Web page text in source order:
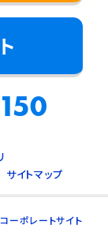
サイトマップ
コーポレートサイト